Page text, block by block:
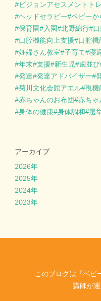
ビジョンアセスメントト
ヘッドセラピー ベビーか
保育園
入園 北野綿行
口腔機能向上支援
口腔機
妊婦さん教室 子育て 寝
年末 支援 新生児 歯並び
発達 発達アドバイザー
菊川文化会館アエル 視機
赤ちゃんのお布団
赤ちゃ
身体の健康 身体調和 選
アーカイブ
2026年
2025年
2024年
2023年
このブログは「ベビ
講師が運